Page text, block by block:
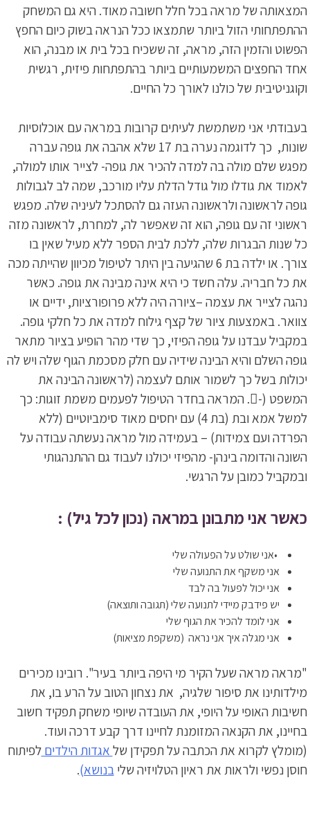
המצאותה של מראה בכל חלל חשובה מאוד. היא גם המשחק
ההתפתחותי הזול ביותר שתמצאו ככל הנראה בשוק כיום החפץ
הפשוט והזמין הזה, מראה, זה ששכיח בכל בית או מבנה, הוא
אחד החפצים המשמעותיים ביותר בהתפתחות פיזית, רגשית
וקוגניטיבית של כולנו לאורך כל החיים.
בעבודתי אני משתמשת לעיתים קרובות במראה עם אוכלוסיות
שונות, כך לדוגמה נערה בת 17 שלא אהבה את גופה עברה
מפגש שלם מולה בה למדה להכיר את גופה- לצייר אותו למולה,
לאמוד את גודלו מול גודל הדלת עליו מורכב, שמה לב לגבולות
גופה לראשונה ולראשונה העזה גם להסתכל לעיניה שלה. מפגש
ראשוני זה עם גופה, הוא זה שאפשר לה, למחרת, לראשונה מזה
כל שנות הבגרות שלה, ללכת לבית הספר ללא מעיל שאין בו
צורך. או ילדה בת 6 שהגיעה בין היתר לטיפול מכיוון שהייתה מכה
את כל חבריה. עלה חשד כי היא אינה מבינה את גופה. כאשר
נהגה לצייר את עצמה –ציורה היה ללא פרופורציות, ידיים או
צוואר. באמצעות ציור של קצף גילוח למדה את כל חלקי גופה.
במקביל עבדנו על גופה הפיזי, כך שדי מהר הופיע בציור מתאר
גופה השלם והיא הבינה שידיה עם חלק מסכמת הגוף שלה ויש לה
יכולות בשל כך לשמור אותם לעצמה (לראשונה הבינה את
המשפט (-. המראה בחדר הטיפול לפעמים משמת זוגות: כך
למשל אמא ובת (בת 4) עם יחסים מאוד סימביוטיים (ללא
הפרדה ועם צמידות) – בעמידה מול מראה נעשתה עבודה על
השונה והדומה בינהן- מהפיזי יכולנו לעבוד גם ההתנהגותי
ובמקביל כמובן על הרגשי.
כאשר אני מתבונן במראה (נכון לכל גיל) :
•אני שולט על הפעולה שלי
אני משקף את התנועה שלי
אני יכול לפעול בה לבד
יש פידבק מיידי לתנועה שלי (תגובה ותוצאה)
אני לומד להכיר את הגוף שלי
אני מגלה איך אני נראה (משקפת מציאות)
"מראה מראה שעל הקיר מי היפה ביותר בעיר". רובינו מכירים
מילדותינו את סיפור שלגיה, את נצחון הטוב על הרע בו, את
חשיבות האופי על היופי, את העובדה שיופי משחק תפקיד חשוב
בחיינו, את הקנאה המזומנת לחיינו דרך קבע דרכה ועוד.
(מומלץ לקרוא את הכתבה על תפקידן שלאגדות הילדיםלפיתוח
חוסן נפשי ולראות את ראיון הטלויזיה שליבנושא).